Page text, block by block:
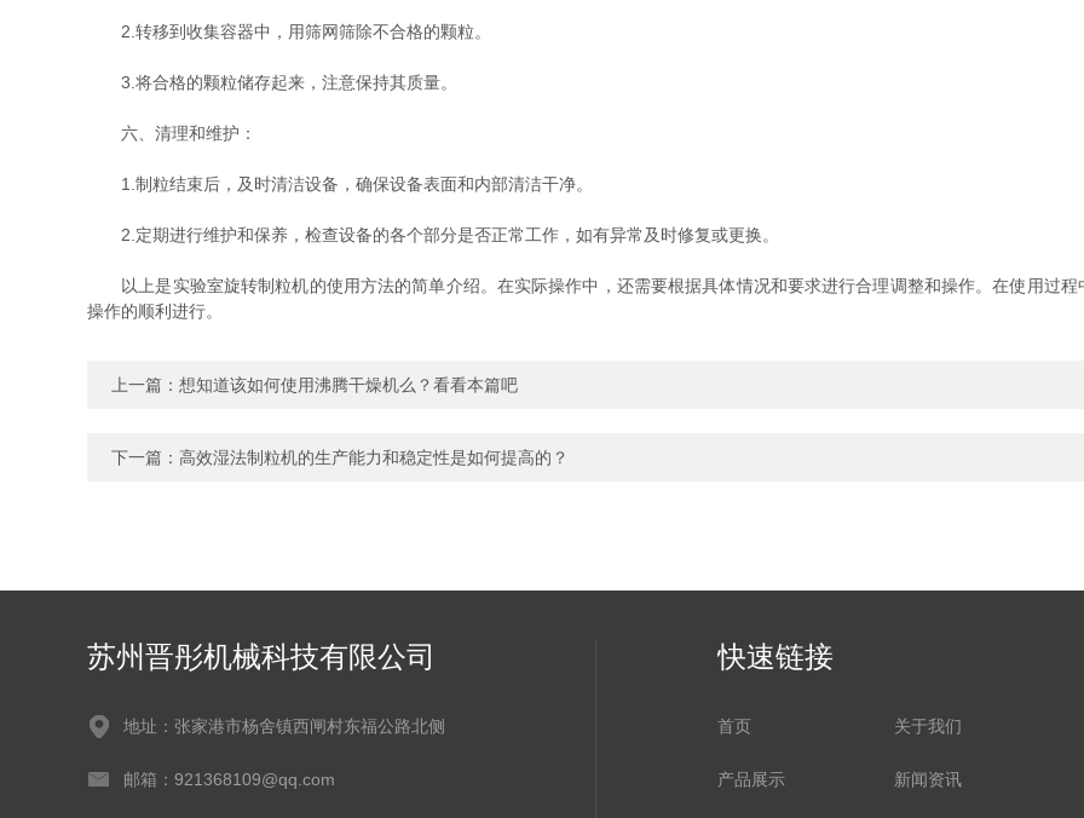
2.转移到收集容器中，用筛网筛除不合格的颗粒。
3.将合格的颗粒储存起来，注意保持其质量。
六、清理和维护：
1.制粒结束后，及时清洁设备，确保设备表面和内部清洁干净。
2.定期进行维护和保养，检查设备的各个部分是否正常工作，如有异常及时修复或更换。
以上是实验室旋转制粒机的使用方法的简单介绍。在实际操作中，还需要根据具体情况和要求进行合理调整和操作。在使用过
操作的顺利进行。
上一篇： 想知道该如何使用沸腾干燥机么？看看本篇吧
下一篇： 高效湿法制粒机的生产能力和稳定性是如何提高的？
苏州晋彤机械科技有限公司
地址：张家港市杨舍镇西闸村东福公路北侧
邮箱：921368109@qq.com
快速链接
首页 关于我们
产品展示 新闻资讯